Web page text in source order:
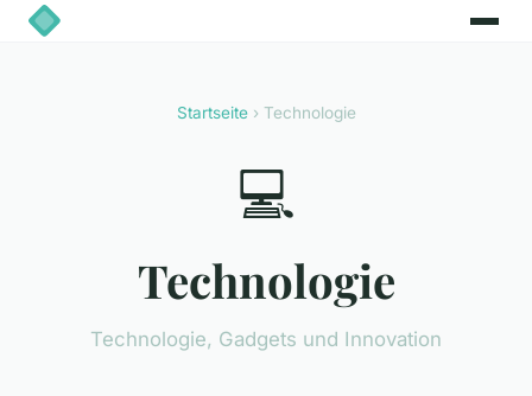
Startseite› Technologie
💻
Technologie
Technologie, Gadgets und Innovation